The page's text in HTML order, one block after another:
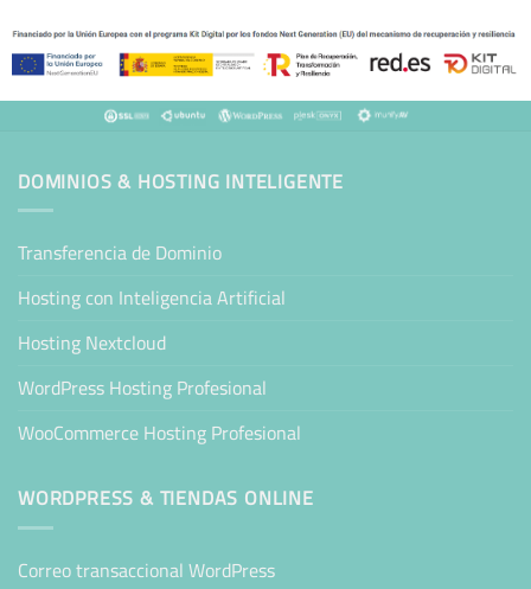
DOMINIOS & HOSTING INTELIGENTE
Transferencia de Dominio
Hosting con Inteligencia Artificial
Hosting Nextcloud
WordPress Hosting Profesional
WooCommerce Hosting Profesional
WORDPRESS & TIENDAS ONLINE
Correo transaccional WordPress